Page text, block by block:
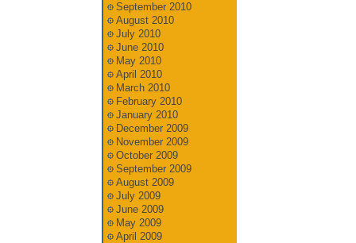
September 2010
August 2010
July 2010
June 2010
May 2010
April 2010
March 2010
February 2010
January 2010
December 2009
November 2009
October 2009
September 2009
August 2009
July 2009
June 2009
May 2009
April 2009